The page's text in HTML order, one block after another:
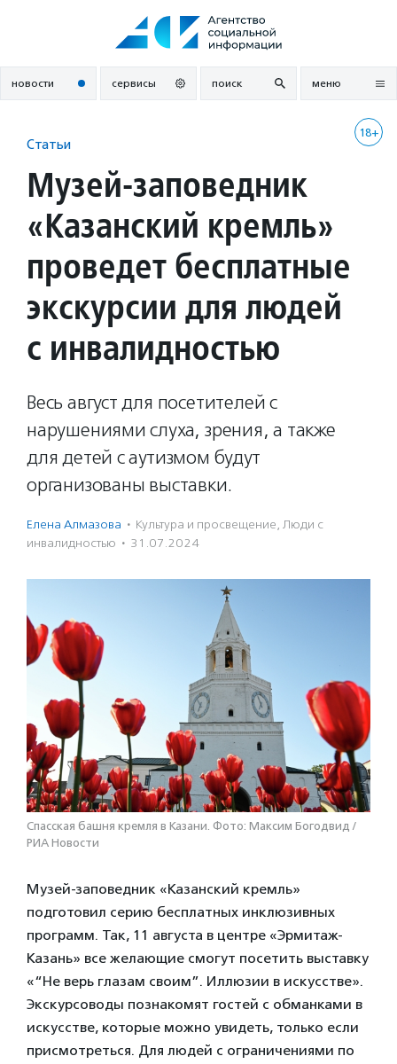
новости сервисы поиск меню
18+
Статьи
Музей-заповедник
«Казанский кремль»
проведет бесплатные
экскурсии для людей
с инвалидностью
Весь август для посетителей с
нарушениями слуха, зрения, а также
для детей с аутизмом будут
организованы выставки.
Елена Алмазова · Культура и просвещение, Люди с
инвалидностью · 31.07.2024
Спасская башня кремля в Казани. Фото: Максим Богодвид /
РИА Новости
Музей-заповедник «Казанский кремль»
подготовил серию бесплатных инклюзивных
программ. Так, 11 августа в центре «Эрмитаж-
Казань» все желающие смогут посетить выставку
«“Не верь глазам своим”. Иллюзии в искусстве».
Экскурсоводы познакомят гостей с обманками в
искусстве, которые можно увидеть, только если
присмотреться. Для людей с ограничениями по